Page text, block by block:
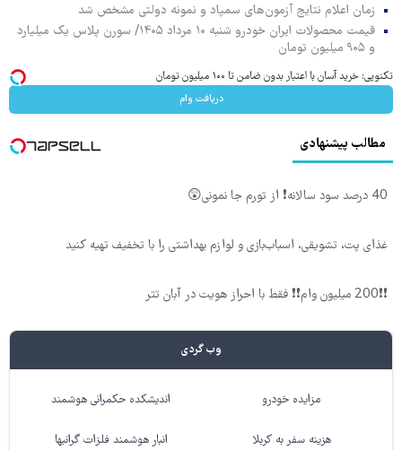
زمان اعلام نتایج آزمون‌های سمپاد و نمونه دولتی مشخص شد
قیمت محصولات ایران خودرو شنبه ۱۰ مرداد ۱۴۰۵/ سورن پلاس یک میلیارد
و ۹۰۵ میلیون تومان
تکنوپی: خرید آسان با اعتبار بدون ضامن تا ۱۰۰ میلیون تومان
دریافت وام
مطالب پیشنهادی
40 درصد سود سالانه❗ از تورم جا نمونی😲
غذای پت، تشویقی، اسباب‌بازی و لوازم بهداشتی را با تخفیف تهیه کنید
❗❗200 میلیون وام❗❗ فقط با احراز هویت در آبان تتر
وب گردی
مزایده خودرو اندیشکده حکمرانی هوشمند
هزینه سفر به کربلا انبار هوشمند فلزات گرانبها